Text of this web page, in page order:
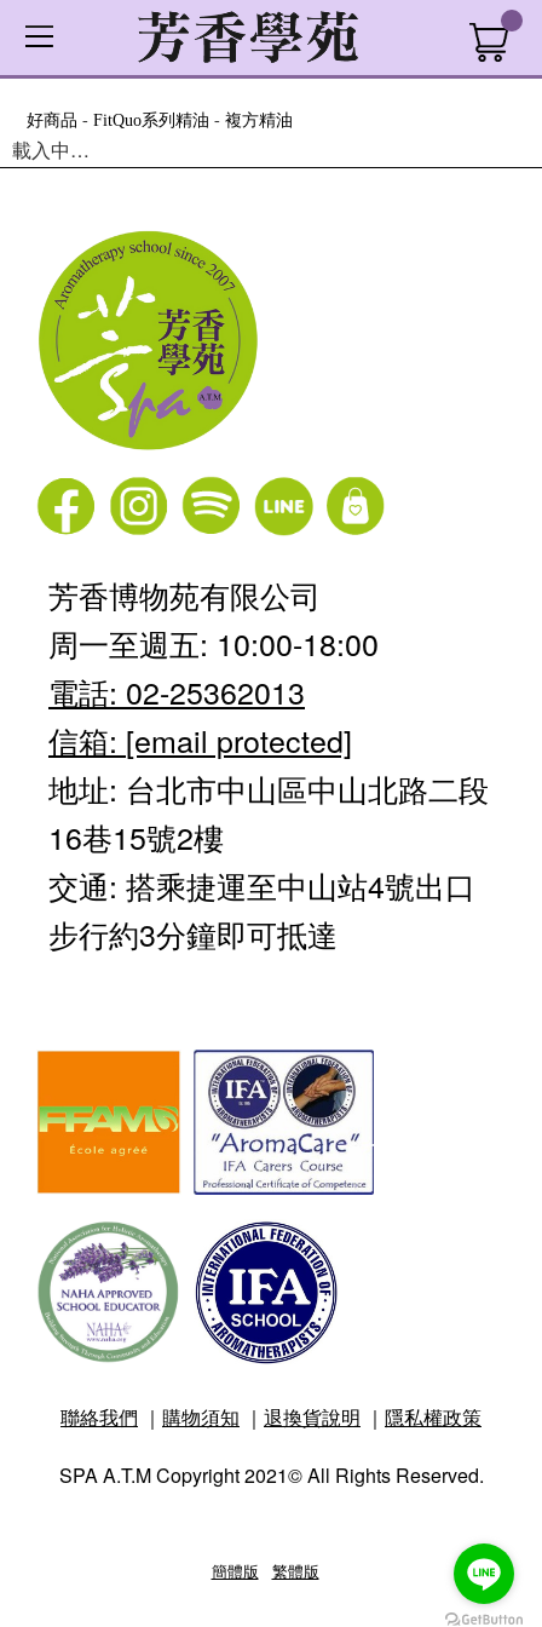
好商品 -FitQuo系列精油 -複方精油
載入中…
芳香博物苑有限公司
周一至週五: 10:00-18:00
電話: 02-25362013
信箱: [email protected]
地址: 台北市中山區中山北路二段
16巷15號2樓
交通: 搭乘捷運至中山站4號出口
步行約3分鐘即可抵達
聯絡我們 ｜ 購物須知 ｜ 退換貨說明 ｜ 隱私權政策
SPA A.T.M Copyright 2021© All Rights Reserved.
簡體版 繁體版